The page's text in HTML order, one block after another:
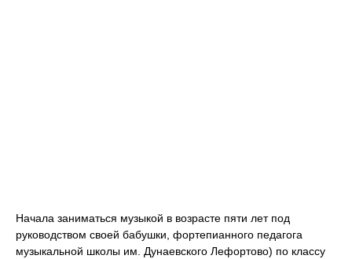
Начала заниматься музыкой в возрасте пяти лет под
руководством своей бабушки, фортепианного педагога
музыкальной школы им. Дунаевского Лефортово) по классу